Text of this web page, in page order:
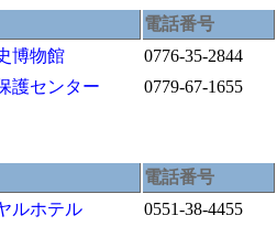
電話番号
博物館
0776-35-2844
護センター
0779-67-1655
電話番号
ルホテル
0551-38-4455